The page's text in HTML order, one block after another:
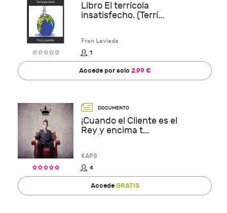
Libro El terrícola
insatisfecho. (Terrí...
Fran Laviada
1
Accede por solo2.99 €
¡Cuando el Cliente es el
Rey y encima t...
KAPS
4
AccedeGRATIS